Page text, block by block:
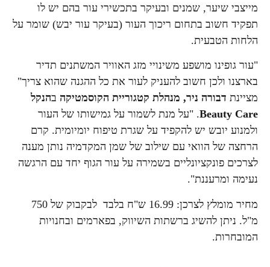
מייצבי שיער, שמנים ובעיקר בתכשירי עור בהם יש לו
תפקיד חשוב בתחום ריכוך העור (בעיקר עור יבש) שומר על
הלחות הטבעית.
"עור גופינו מושפע משינויי מזג האוויר המשתנים תדיר
בארצנו ולכן חשוב להעניק לעור את כל ההגנה שהוא צריך"
מציינת דבורה ניר, מנהלת קטגוריית הקוסמטיקה בהנקל
Beauty Care. "על מנת לשמור על גמישותו של העור
ולמנוע יובש יש להקפיד על שגרת טיפוח יומיומית. קרם
הרחצה של הוואי עם שילוב של שמן המקדמיה נותן מענה
לצרכים פונקציונליים בשמירה על עור הגוף יחד עם הרגשה
נעימה ומרעננת".
מחיר מומלץ לצרכן: 16.99 ש"ח בלבד לבקבוק של 750
מ"ל. ניתן להשיג ברשתות השיווק, בפארמים ובחנויות
המובחרות.